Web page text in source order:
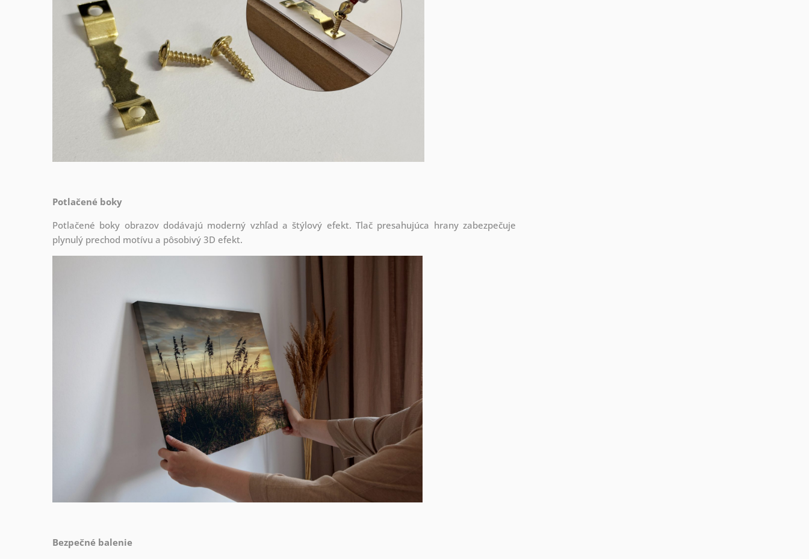
Potlačené boky
Potlačené boky obrazov dodávajú moderný vzhľad a štýlový efekt. Tlač presahujúca hrany zabezpečuje
plynulý prechod motívu a pôsobivý 3D efekt.
Bezpečné balenie